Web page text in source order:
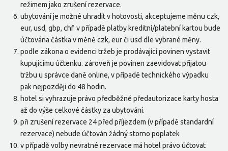
režimem jako zrušení rezervace.
ubytování je možné uhradit v hotovosti, akceptujeme měnu czk,
eur, usd, gbp, chf. v případě platby kreditní/platební kartou bude
účtována částka v měně czk, eur či usd dle vybrané měny.
podle zákona o evidenci tržeb je prodávající povinen vystavit
kupujícímu účtenku. zároveň je povinen zaevidovat přijatou
tržbu u správce daně online, v případě technického výpadku
pak nejpozději do 48 hodin.
hotel si vyhrazuje právo předběžné předautorizace karty hosta
až do výše celkové částky za ubytování.
při zrušení rezervace 24 před příjezdem (v případě standardní
rezervace) nebude účtován žádný storno poplatek
v případě volby nevratné rezervace má hotel právo účtovat